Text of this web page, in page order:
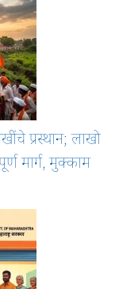
प्रस्थान; लाखो
मार्ग, मुक्काम